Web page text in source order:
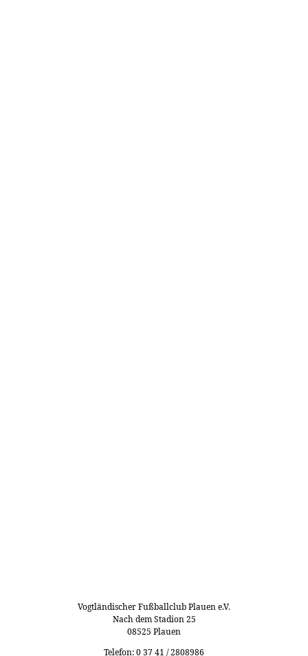
Vogtländischer Fußballclub Plauen e.V.
Nach dem Stadion 25
08525 Plauen
Telefon: 0 37 41 / 2808986